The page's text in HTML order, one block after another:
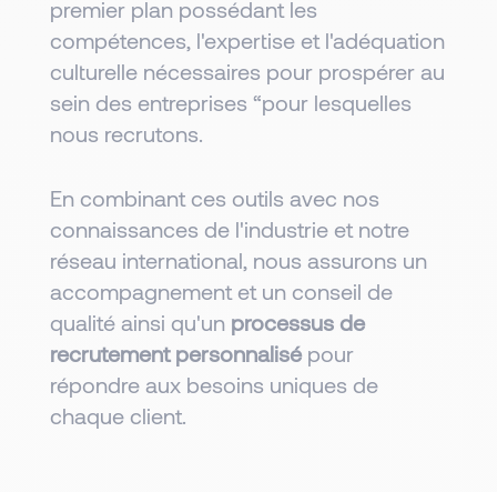
premier plan possédant les
compétences, l'expertise et l'adéquation
culturelle nécessaires pour prospérer au
sein des entreprises “pour lesquelles
nous recrutons.
En combinant ces outils avec nos
connaissances de l'industrie et notre
réseau international, nous assurons un
accompagnement et un conseil de
qualité ainsi qu'un processus de
recrutement personnalisépour
répondre aux besoins uniques de
chaque client.